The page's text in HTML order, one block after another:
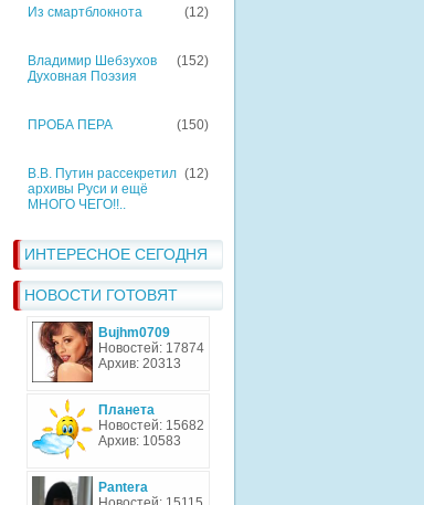
Из смартблокнота (12)
Владимир Шебзухов
Духовная Поэзия
(152)
ПРОБА ПЕРА (150)
В.В. Путин рассекретил
архивы Руси и ещё
МНОГО ЧЕГО!!..
(12)
ИНТЕРЕСНОЕ СЕГОДНЯ
НОВОСТИ ГОТОВЯТ
Bujhm0709
Новостей: 17874
Архив: 20313
Планета
Новостей: 15682
Архив: 10583
Pantera